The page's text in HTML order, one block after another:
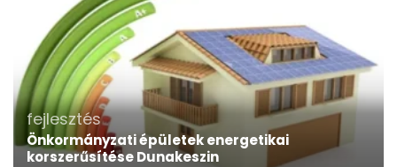
fejlesztés
Önkormányzati épületek energetikai
korszerűsítése Dunakeszin